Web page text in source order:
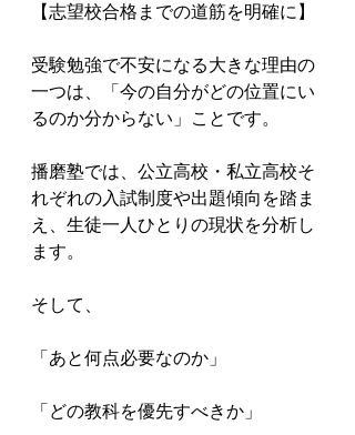
【志望校合格までの道筋を明確に】
受験勉強で不安になる大きな理由の
一つは、「今の自分がどの位置にい
るのか分からない」ことです。
播磨塾では、公立高校・私立高校そ
れぞれの入試制度や出題傾向を踏ま
え、生徒一人ひとりの現状を分析し
ます。
そして、
「あと何点必要なのか」
「どの教科を優先すべきか」